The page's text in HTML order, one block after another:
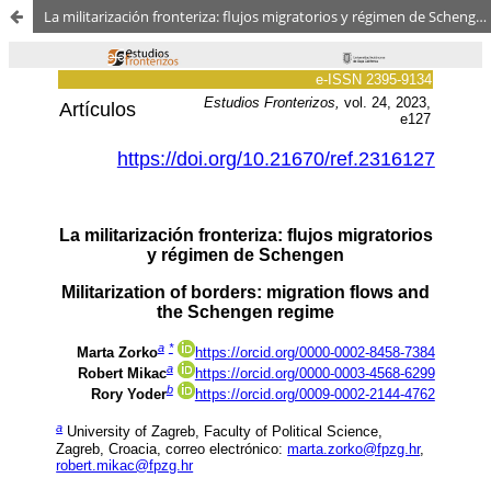
La militarización fronteriza: flujos migratorios y régimen de Schengen